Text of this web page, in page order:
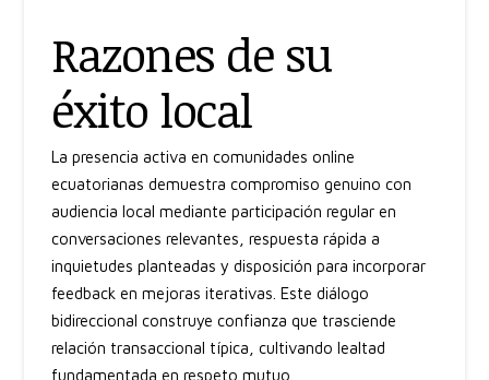
Razones de su
éxito local
La presencia activa en comunidades online
ecuatorianas demuestra compromiso genuino con
audiencia local mediante participación regular en
conversaciones relevantes, respuesta rápida a
inquietudes planteadas y disposición para incorporar
feedback en mejoras iterativas. Este diálogo
bidireccional construye confianza que trasciende
relación transaccional típica, cultivando lealtad
fundamentada en respeto mutuo.